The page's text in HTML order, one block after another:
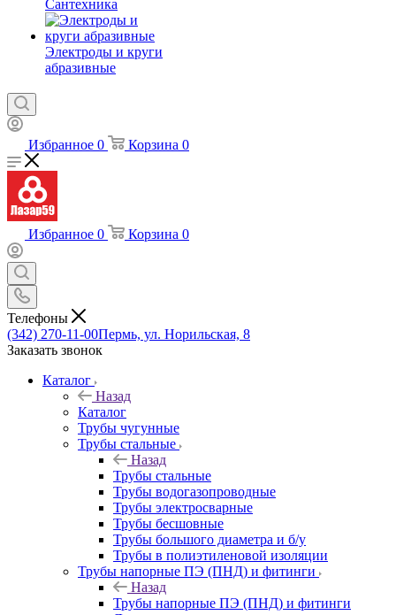
Сантехника
Электроды и круги
абразивные
Избранное 0 Корзина 0
Избранное 0 Корзина 0
Телефоны
(342) 270-11-00Пермь, ул. Норильская, 8
Заказать звонок
Каталог
Назад
Каталог
Трубы чугунные
Трубы стальные
Назад
Трубы стальные
Трубы водогазопроводные
Трубы электросварные
Трубы бесшовные
Трубы большого диаметра и б/у
Трубы в полиэтиленовой изоляции
Трубы напорные ПЭ (ПНД) и фитинги
Назад
Трубы напорные ПЭ (ПНД) и фитинги